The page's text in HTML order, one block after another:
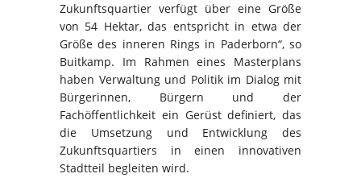
Zukunftsquartier verfügt über eine Größe
von 54 Hektar, das entspricht in etwa der
Größe des inneren Rings in Paderborn“, so
Buitkamp. Im Rahmen eines Masterplans
haben Verwaltung und Politik im Dialog mit
Bürgerinnen, Bürgern und der
Fachöffentlichkeit ein Gerüst definiert, das
die Umsetzung und Entwicklung des
Zukunftsquartiers in einen innovativen
Stadtteil begleiten wird.